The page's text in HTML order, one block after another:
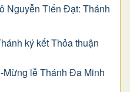
Nguyễn Tiến Đạt: Thánh
ký kết Thỏa thuận
Mừng lễ Thánh Đa Minh